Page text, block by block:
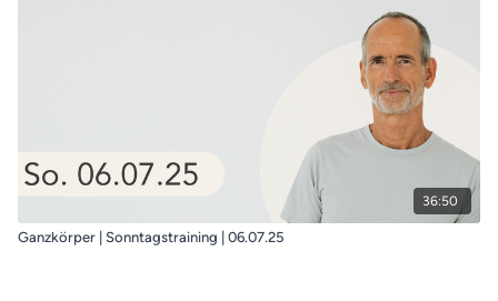
36:50
Ganzkörper | Sonntagstraining | 06.07.25